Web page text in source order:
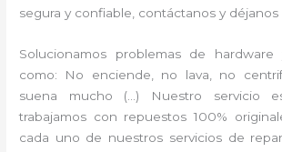
segura y confiable, contáctanos y déjanos
Solucionamos problemas de
como: No enciende, no lava, no
suena mucho (…) Nuestro servicio
trabajamos con repuestos 100%
cada uno de nuestros servicios de